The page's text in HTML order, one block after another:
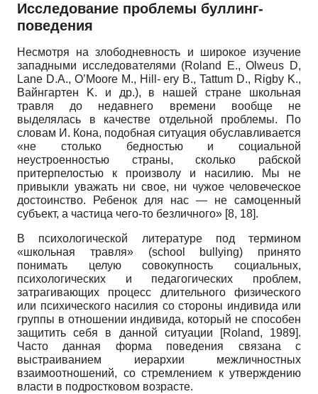
Исследование проблемы буллинг-
поведения
Несмотря на злободневность и широкое изучение
западными исследователями (Roland E., Olweus D,
Lane D.A., O’Moore M., Hill- ery B., Tattum D., Rigby K.,
Вайнгартен
K. и др.), в нашей стране школьная
травля до недавнего времени вообще не
выделялась в качестве отдельной проблемы. По
словам И. Кона, подобная ситуация обуславливается
«не столько бедностью и социальной
неустроенностью страны, сколько рабской
притерпелостью к произволу и насилию. Мы не
привыкли уважать ни свое, ни чужое человеческое
достоинство. Ребенок для нас — не самоценный
субъект, а частица чего-то безличного» [8, 18].
В психологической литературе под термином
«школьная травля» (school bullying) принято
понимать целую совокупность социальных,
психологических и педагогических проблем,
затрагивающих процесс длительного физического
или психического насилия со стороны индивида или
группы в отношении индивида, который не способен
защитить себя в данной ситуации
[Roland, 1989].
Часто данная форма поведения связана с
выстраиванием иерархии межличностных
взаимоотношений, со стремлением к утверждению
власти в подростковом возрасте.